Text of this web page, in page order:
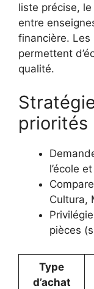
liste précise,
entre
financière. Les
permettent
qualité.
priorités
l’école
Cultura,
pièces
Type
d’achat